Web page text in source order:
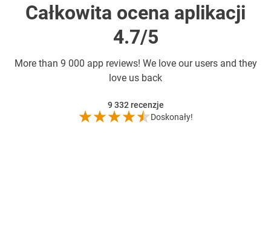
Całkowita ocena aplikacji
4.7/5
More than 9 000 app reviews! We love our users and they
love us back
9 332recenzje
Doskonały!